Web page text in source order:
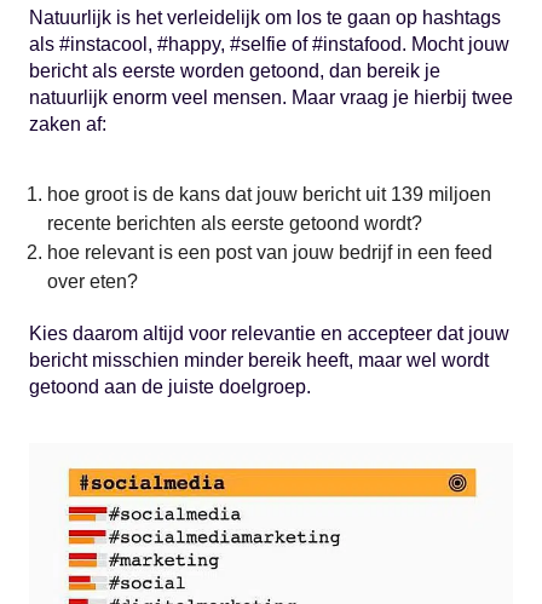
Natuurlijk is het verleidelijk om los te gaan op hashtags
als #instacool, #happy, #selfie of #instafood. Mocht jouw
bericht als eerste worden getoond, dan bereik je
natuurlijk enorm veel mensen. Maar vraag je hierbij twee
zaken af:
hoe groot is de kans dat jouw bericht uit 139 miljoen
recente berichten als eerste getoond wordt?
hoe relevant is een post van jouw bedrijf in een feed
over eten?
Kies daarom altijd voor relevantie en accepteer dat jouw
bericht misschien minder bereik heeft, maar wel wordt
getoond aan de juiste doelgroep.